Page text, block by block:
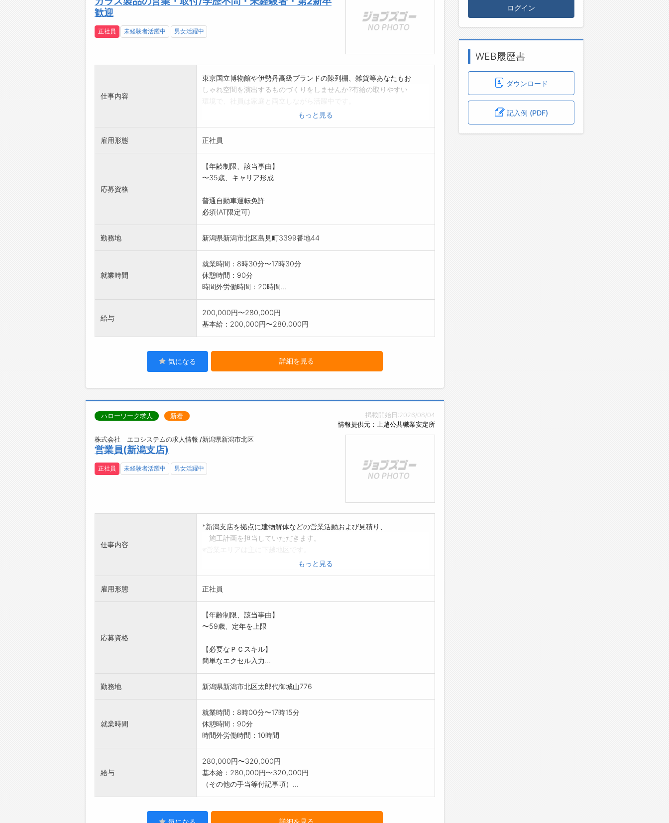
歓迎
正社員 未経験者活躍中 男女活躍中
仕事内容
東京国立博物館や伊勢丹高級ブランドの陳列棚、雑貨等あなたもお
しゃれ空間を演出するものづくりをしませんか?有給の取りやすい
◆ハウスメーカー等の既存顧客から依頼され、取付場所の寸法測定
なヒアリングが重要です。ノルマはなく毎月会議で状況報告をして
場仕事を経験することで、商品知識が得られ、後々工場スタッフに
質問しやすい関係性を築けます。
けます。 *業務の変更範囲:会社の定める業務
もっと見る
雇用形態 正社員
応募資格
【年齢制限、該当事由】
〜35歳、キャリア形成
普通自動車運転免許
必須(AT限定可)
勤務地 新潟県新潟市北区島見町3399番地44
就業時間
就業時間：8時30分〜17時30分
休憩時間：90分
時間外労働時間：20時間...
給与
200,000円〜280,000円
基本給：200,000円〜280,000円
気になる 詳細を見る
掲載開始日:2026/08/04
情報提供元：上越公共職業安定所
ハローワーク求人 新着
株式会社 エコシステムの求人情報 /新潟県新潟市北区
営業員(新潟支店)
正社員 未経験者活躍中 男女活躍中
仕事内容
*新潟支店を拠点に建物解体などの営業活動および見積り、
施工計画を担当していただきます。
※1級、2級建築施工管理技士または1級、2級土木施工管理技士
採用後、業務内容の変更予定範囲:原則変更なし(状況により、会
もっと見る
雇用形態 正社員
応募資格
【年齢制限、該当事由】
〜59歳、定年を上限
【必要なＰＣスキル】
簡単なエクセル入力...
勤務地 新潟県新潟市北区太郎代御城山776
就業時間
就業時間：8時00分〜17時15分
休憩時間：90分
時間外労働時間：10時間
給与
280,000円〜320,000円
基本給：280,000円〜320,000円
（その他の手当等付記事項）...
詳細を見る
ログイン
WEB履歴書
ダウンロード
記入例 (PDF)